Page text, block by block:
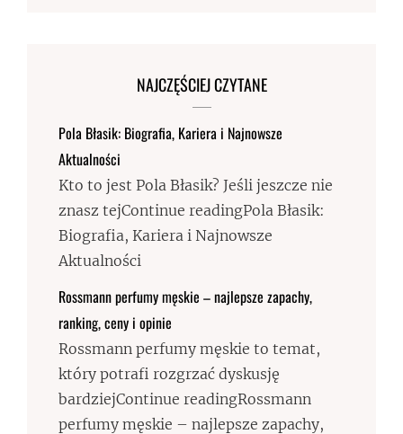
NAJCZĘŚCIEJ CZYTANE
Pola Błasik: Biografia, Kariera i Najnowsze
Aktualności
Kto to jest Pola Błasik? Jeśli jeszcze nie
znasz tejContinue readingPola Błasik:
Biografia, Kariera i Najnowsze
Aktualności
Rossmann perfumy męskie – najlepsze zapachy,
ranking, ceny i opinie
Rossmann perfumy męskie to temat,
który potrafi rozgrzać dyskusję
bardziejContinue readingRossmann
perfumy męskie – najlepsze zapachy,